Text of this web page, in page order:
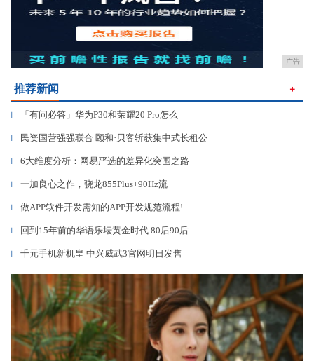
广告
推荐新闻 ＋
▎ 「有问必答」华为P30和荣耀20 Pro怎么
▎ 民资国营强强联合 颐和·贝客斩获集中式长租公
▎ 6大维度分析：网易严选的差异化突围之路
▎ 一加良心之作，骁龙855Plus+90Hz流
▎ 做APP软件开发需知的APP开发规范流程!
▎ 回到15年前的华语乐坛黄金时代 80后90后
▎ 千元手机新机皇 中兴威武3官网明日发售